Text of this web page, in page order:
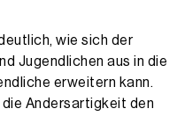
wie sich der
Jugendlichen aus in die
erweitern kann.
die Andersartigkeit den